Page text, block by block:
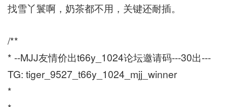
找雪丫鬟啊，奶茶都不用，关键还耐插。
/**
* --MJJ友情价出t66y_1024论坛邀请码---30出---
TG: tiger_9527_t66y_1024_mjj_winner
*